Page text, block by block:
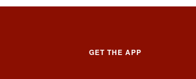
GET THE APP